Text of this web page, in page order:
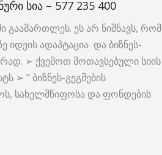
ᲡᲘᲐ – 577 235 400
გაამართლეს. ეს არ ნიშნავს, რომ
იდეის ადაპტაცია და ბიზნეს-
➢ ქვემოთ მოთავსებული სიის
➢ ” ბიზნეს-გეგმების
სახელმწიფოსა და ფონდების